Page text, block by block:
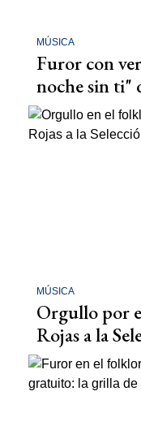
MÚSICA
Furor con
noche sin ti"
MÚSICA
Orgullo por
Rojas a la